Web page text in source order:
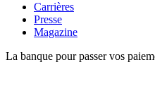
Carrières
Presse
Magazine
La banque pour passer vos